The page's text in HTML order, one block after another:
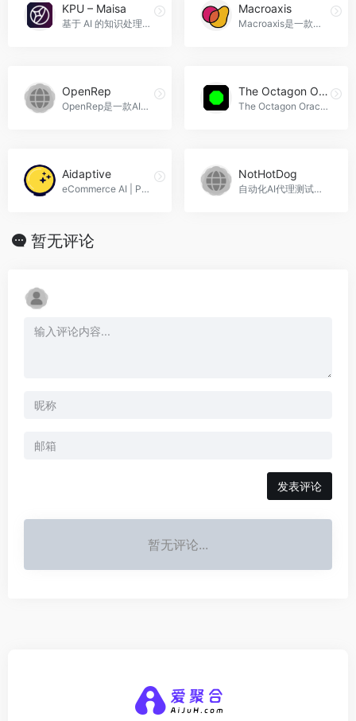
KPU – Maisa
基于 AI 的知识处理平台，执行商业任务的简单 API，KPU - Maisa官网入口网址
Macroaxis
Macroaxis是一款领先的投资组合优化平台，利用人工智能技术和投资组合理论相结合，帮助投资者发现可持续的投资机会，并生成最优的投资组合，Macroaxis官网入口网址
OpenRep
OpenRep是一款AI驱动的社交媒体内容生成器，OpenRep官网入口网址
The Octagon Oracle
The Octagon Oracle是一款基于人工智能的UFC赛事预测平台，提供准确的赛事预测和梦幻积分预测，帮助用户在UFC赛事中取得优势，The Octagon Oracle官网入口网址
Aidaptive
eCommerce AI | Personalization | Search | Recommendations | Marketing，Aidaptive官网入口网址
NotHotDog
自动化AI代理测试工具，NotHotDog官网入口网址
暂无评论
发表评论
暂无评论...